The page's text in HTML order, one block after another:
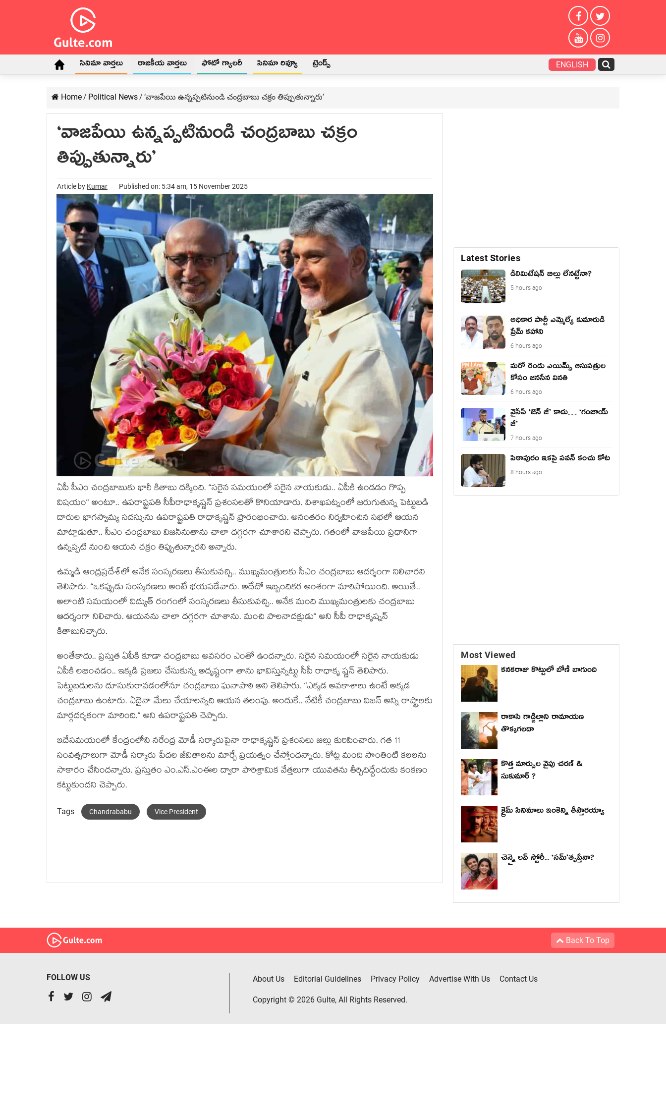
సినిమా వార్తలు రాజకీయ వార్తలు ఫోటో గ్యాలరీ సినిమా రివ్యూ ట్రెండ్స్ ENGLISH
Home/ Political News/ ‘వాజ‌పేయి ఉన్నప్పటినుండి చంద్రబాబు చక్రం తిప్పుతున్నారు’
‘వాజ‌పేయి ఉన్నప్పటినుండి చంద్రబాబు చక్రం
తిప్పుతున్నారు’
Article by Kumar Published on: 5:34 am, 15 November 2025
ఏపీ సీఎం చంద్ర‌బాబుకు భారీ కితాబు ద‌క్కింది. “స‌రైన స‌మ‌యంలో స‌రైన నాయ‌కుడు.. ఏపీకి ఉండ‌డం గొప్ప
విష‌యం“ అంటూ.. ఉప‌రాష్ట్ర‌ప‌తి సీపీరాధాకృష్ణ‌న్ ప్ర‌శంస‌ల‌తో కొనియాడారు. విశాఖ‌ప‌ట్నంలో జ‌రుగుతున్న పెట్టుబ‌డి
దారుల భాగ‌స్వామ్య స‌ద‌స్సును ఉప‌రాష్ట్ర‌ప‌తి రాధాకృష్ణ‌న్ ప్రారంభించారు. అనంత‌రం నిర్వ‌హించిన స‌భ‌లో ఆయ‌న
మాట్లాడుతూ.. సీఎం చంద్ర‌బాబు విజ‌న్‌నుతాను చాలా ద‌గ్గ‌ర‌గా చూశార‌ని చెప్పారు. గ‌తంలో వాజ‌పేయి ప్ర‌ధానిగా
ఉన్న‌ప్ప‌టి నుంచి ఆయ‌న చ‌క్రం తిప్పుతున్నార‌ని అన్నారు.
ఉమ్మ‌డి ఆంధ్ర‌ప్ర‌దేశ్‌లో అనేక సంస్క‌ర‌ణ‌లు తీసుకువ‌చ్చి.. ముఖ్య‌మంత్రుల‌కు సీఎం చంద్ర‌బాబు ఆద‌ర్శంగా నిలిచార‌ని
తెలిపారు. “ఒక‌ప్పుడు సంస్క‌ర‌ణ‌లు అంటే భ‌య‌ప‌డేవారు. అదేదో ఇబ్బందిక‌ర అంశంగా మారిపోయింది. అయితే..
అలాంటి స‌మ‌యంలో విద్యుత్ రంగంలో సంస్క‌ర‌ణ‌లు తీసుకువచ్చి.. అనేక మంది ముఖ్య‌మంత్రుల‌కు చంద్ర‌బాబు
ఆద‌ర్శంగా నిలిచారు. ఆయ‌న‌ను చాలా ద‌గ్గ‌ర‌గా చూశాను. మంచి పాల‌నాద‌క్షుడు“ అని సీపీ రాధాకృష్న‌న్
కితాబునిచ్చారు.
అంతేకాదు.. ప్ర‌స్తుత ఏపీకి కూడా చంద్ర‌బాబు అవ‌స‌రం ఎంతో ఉంద‌న్నారు. స‌రైన స‌మ‌యంలో సరైన నాయ‌కుడు
ఏపీకి ల‌భించ‌డం.. ఇక్క‌డి ప్ర‌జ‌లు చేసుకున్న అదృష్టంగా తాను భావిస్తున్న‌ట్టు సీపీ రాధాకృ ష్ణ‌న్ తెలిపారు.
పెట్టుబ‌డుల‌ను దూసుకురావ‌డంలోనూ చంద్ర‌బాబు ఘ‌నాపాఠి అని తెలిపారు. “ఎక్క‌డ అవ‌కాశాలు ఉంటే అక్క‌డ
చంద్ర‌బాబు ఉంటారు. ఏదైనా మేలు చేయాల‌న్నది ఆయ‌న త‌లంపు. అందుకే.. నేటికీ చంద్ర‌బాబు విజ‌న్ అన్ని రాష్ట్రాలకు
మార్గ‌ద‌ర్శ‌కంగా మారింది.“ అని ఉప‌రాష్ట్ర‌ప‌తి చెప్పారు.
ఇదేస‌మ‌యంలో కేంద్రంలోని న‌రేంద్ర మోడీ స‌ర్కారుపైనా రాధాకృష్ణ‌న్ ప్ర‌శంస‌లు జ‌ల్లు కురిపించారు. గ‌త 11
సంవ‌త్స‌రాలుగా మోడీ స‌ర్కారు పేద‌ల జీవితాల‌ను మార్చే ప్ర‌య‌త్నం చేస్తోంద‌న్నారు. కోట్ల మంది సొంతింటి క‌ల‌ల‌ను
సాకారం చేసింద‌న్నారు. ప్ర‌స్తుతం ఎం.ఎస్‌.ఎంఈల ద్వారా పారిశ్రామిక వేత్త‌లుగా యువ‌త‌ను తీర్చిదిద్దేందుకు కంక‌ణం
క‌ట్టుకుంద‌ని చెప్పారు.
Tags Chandrababu Vice President
Latest Stories
డీలిమిటేషన్ బిల్లు లేన‌ట్టేనా?
5 hours ago
అధికార పార్టీ ఎమ్మెల్యే కుమారుడి
ప్రేమ్ కహాని
6 hours ago
మరో రెండు ఎయిమ్స్ ఆసుపత్రుల
కోసం జనసేన వినతి
6 hours ago
వైసీపీ ‘జెన్ జీ’ కాదు… ‘గంజాయ్
జీ’
7 hours ago
పిఠాపురం ఇకపై పవన్ కంచు కోట
8 hours ago
Most Viewed
కనకరాజు కొట్టులో బోణీ బాగుంది
రాకాసి గాడ్జిల్లాని రామాయణ
తొక్కగలదా
కొత్త మార్పుల వైపు చరణ్ &
సుకుమార్ ?
క్రైమ్ సినిమాలు ఇంకెన్ని తీస్తారయ్యా
చెన్నై లవ్ స్టోరీ... ‘సమ్’తృప్తేనా?
Back To Top
FOLLOW US About Us Editorial Guidelines Privacy Policy Advertise With Us Contact Us
Copyright © 2026 Gulte, All Rights Reserved.